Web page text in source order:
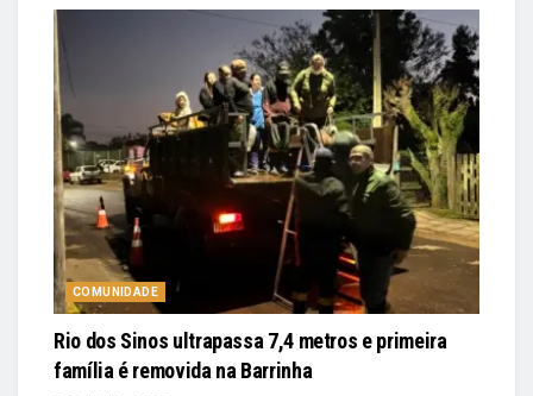
COMUNIDADE
Rio dos Sinos ultrapassa 7,4 metros e primeira
família é removida na Barrinha